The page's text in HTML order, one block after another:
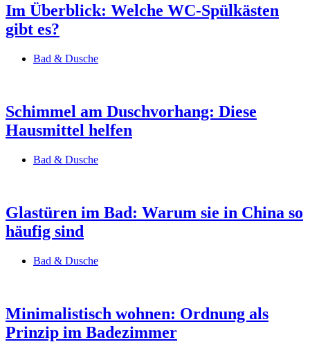
Im Überblick: Welche WC-Spülkästen
gibt es?
Bad & Dusche
Schimmel am Duschvorhang: Diese
Hausmittel helfen
Bad & Dusche
Glastüren im Bad: Warum sie in China so
häufig sind
Bad & Dusche
Minimalistisch wohnen: Ordnung als
Prinzip im Badezimmer